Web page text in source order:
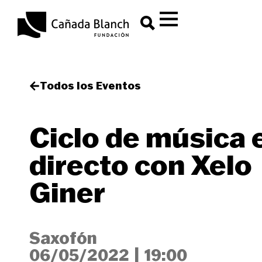
Todos los Eventos
Ciclo de música
directo con Xelo
Giner
Saxofón
06/05/2022
19:00